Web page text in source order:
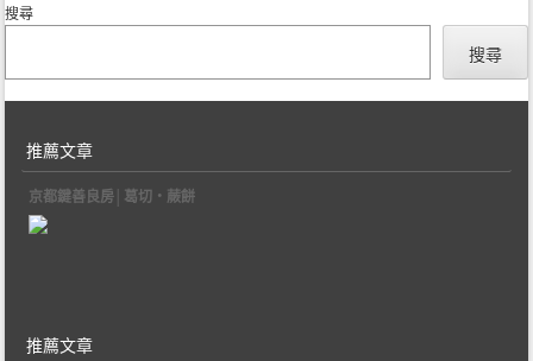
搜尋
搜尋
推薦文章
京都鍵善良房│葛切‧蕨餅
推薦文章